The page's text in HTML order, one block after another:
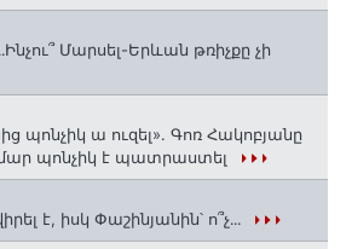
Մարսել-Երևան թռիչքը չի
պոնչիկ ա ուզել». Գոռ Հակոբյանը
պոնչիկ է պատրաստել
է, իսկ Փաշինյանին՝ ո՞չ․․․